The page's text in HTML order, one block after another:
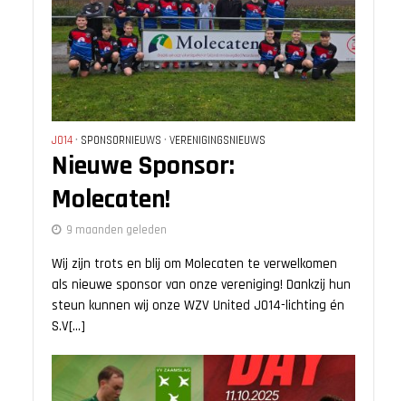
JO14 • SPONSORNIEUWS • VERENIGINGSNIEUWS
Nieuwe Sponsor:
Molecaten!
9 maanden geleden
Wij zijn trots en blij om Molecaten te verwelkomen
als nieuwe sponsor van onze vereniging! Dankzij hun
steun kunnen wij onze WZV United JO14-lichting én
S.V[...]